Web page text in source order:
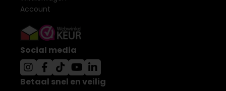
Account
Social media
Betaal snel en veilig